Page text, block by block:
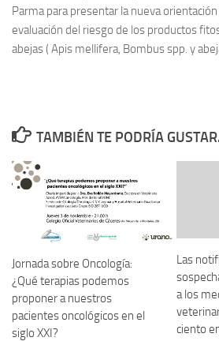
Parma para presentar la nueva orientación
evaluación del riesgo de los productos
abejas ( Apis mellifera, Bombus spp. y
TAMBIÉN TE PODRÍA
Jornada sobre Oncología:
¿Qué terapias podemos
proponer a nuestros
pacientes oncológicos en el
siglo XXI?
Las
a los
ciento